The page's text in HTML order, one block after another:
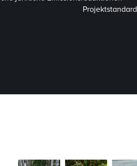
Projektstandard